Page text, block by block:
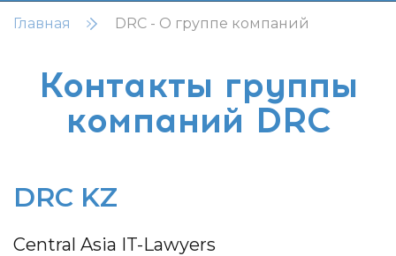
Главная DRC - О группе компаний
Контакты группы
компаний DRC
DRC KZ
Central Asia IT-Lawyers